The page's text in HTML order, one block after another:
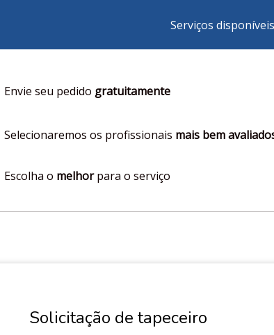
Serviços disponíveis
Envie seu pedido gratuitamente
Selecionaremos os profissionais mais bem
Escolha o melhorpara o serviço
Solicitação de tapeceiro